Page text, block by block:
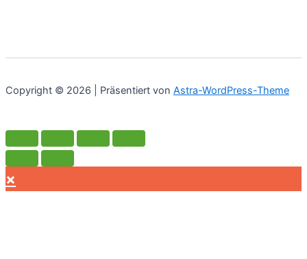
Copyright © 2026 | Präsentiert von Astra-WordPress-Theme
×